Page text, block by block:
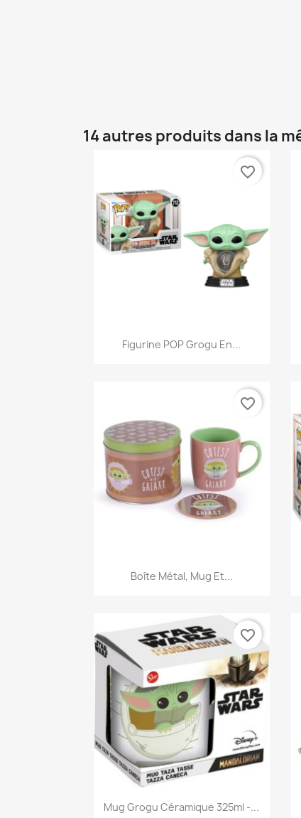
14 autres produits dans la
Aperçu rapide
Figurine POP Grogu En...
favorite_border
Aperçu rapide
Boîte Métal, Mug Et...
favorite_border
Aperçu rapide
Mug Grogu Céramique 325ml -...
favorite_border